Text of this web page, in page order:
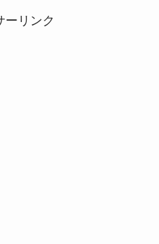
ーリンク